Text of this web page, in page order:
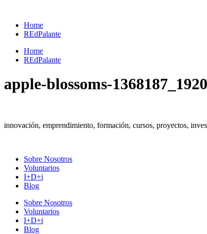
contenidoHome
REdPalante
Home
REdPalante
apple-blossoms-
innovación, emprendimiento, formación, cursos, proyectos,
Sobre Nosotros
Voluntarios
I+D+i
Blog
Sobre Nosotros
Voluntarios
I+D+i
Blog